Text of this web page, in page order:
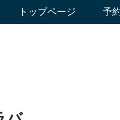
トップページ 予